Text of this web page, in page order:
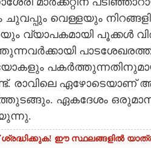
ചുവപ്പും വെള്ളയും
വ്യാപകമായി
രാവിലെ
ഏകദേശം
ശ്രദ്ധിക്കുക! ഈ സ്ഥലങ്ങളിൽ